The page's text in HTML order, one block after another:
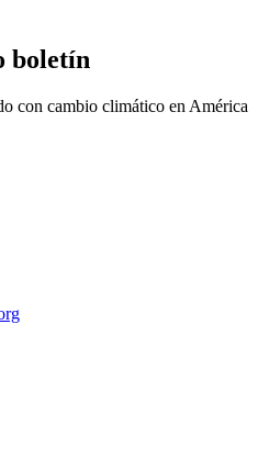
boletín
con cambio climático en América